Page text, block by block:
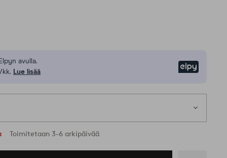
avulla.
kk. Lue lisää
Toimitetaan 3-6 arkipäivää